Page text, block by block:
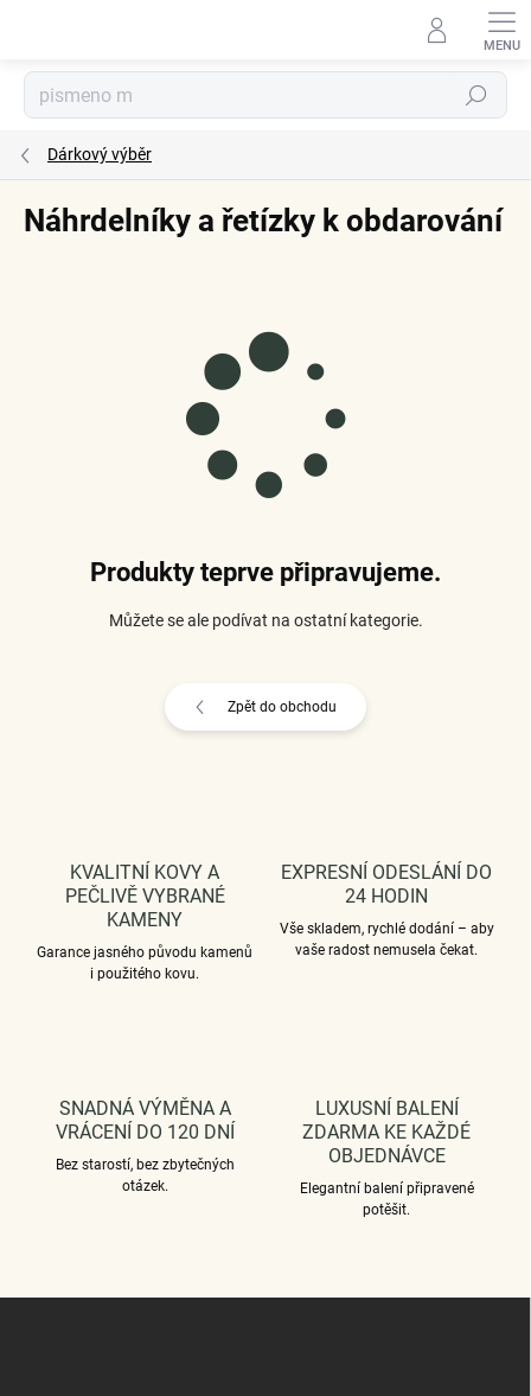
Hledat
Dárkový výběr
Náhrdelníky a řetízky k obdarování
Produkty teprve připravujeme.
Můžete se ale podívat na ostatní kategorie.
Zpět do obchodu
KVALITNÍ KOVY A
PEČLIVĚ VYBRANÉ
KAMENY
Garance jasného původu kamenů
i použitého kovu.
EXPRESNÍ ODESLÁNÍ DO
24 HODIN
Vše skladem, rychlé dodání – aby
vaše radost nemusela čekat.
SNADNÁ VÝMĚNA A
VRÁCENÍ DO 120 DNÍ
Bez starostí, bez zbytečných
otázek.
LUXUSNÍ BALENÍ
ZDARMA KE KAŽDÉ
OBJEDNÁVCE
Elegantní balení připravené
potěšit.